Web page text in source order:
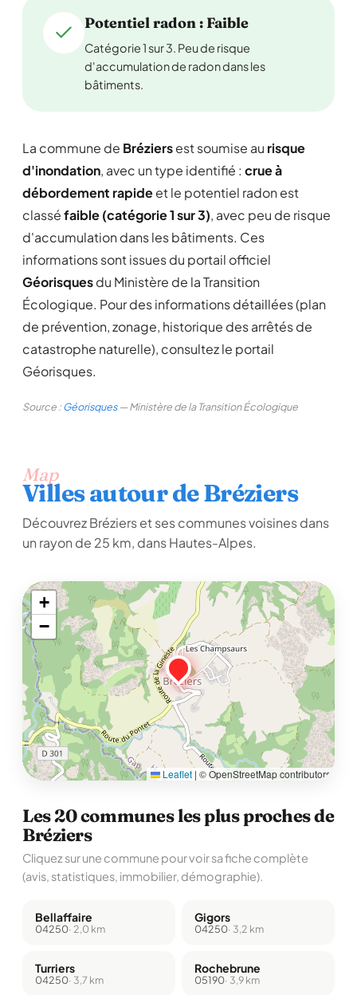
Potentiel radon : Faible
Catégorie 1 sur 3. Peu de risque
d'accumulation de radon dans les
bâtiments.
La commune de Bréziersest soumise au risque
d'inondation, avec un type identifié : crue à
débordement rapideet le potentiel radon est
classéfaible (catégorie 1 sur 3), avec peu de risque
d'accumulation dans les bâtiments. Ces
informations sont issues du portail officiel
Géorisquesdu Ministère de la Transition
Écologique. Pour des informations détaillées (plan
de prévention, zonage, historique des arrêtés de
catastrophe naturelle), consultez le portail
Géorisques.
Source :Géorisques— Ministère de la Transition Écologique
Map
Villes autour de Bréziers
Découvrez Bréziers et ses communes voisines dans
un rayon de 25 km, dans Hautes-Alpes.
+
−
Leaflet | © OpenStreetMap contributors
Les 20 communes les plus proches de
Bréziers
Cliquez sur une commune pour voir sa fiche complète
(avis, statistiques, immobilier, démographie).
Bellaffaire
04250· 2,0 km
Gigors
04250· 3,2 km
Turriers
04250· 3,7 km
Rochebrune
05190· 3,9 km